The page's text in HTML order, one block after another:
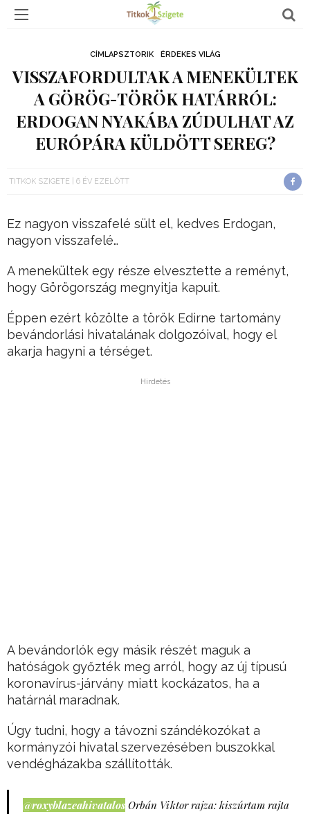
CÍMLAPSZTORIK ÉRDEKES VILÁG
VISSZAFORDULTAK A MENEKÜLTEK
A GÖRÖG-TÖRÖK HATÁRRÓL:
ERDOGAN NYAKÁBA ZÚDULHAT AZ
EURÓPÁRA KÜLDÖTT SEREG?
TITKOK SZIGETE 6 ÉV EZELŐTT
Ez nagyon visszafelé sült el, kedves Erdogan,
nagyon visszafelé…
A menekültek egy része elvesztette a reményt,
hogy Görögország megnyitja kapuit.
Éppen ezért közölte a török Edirne tartomány
bevándorlási hivatalának dolgozóival, hogy el
akarja hagyni a térséget.
Hirdetés
A bevándorlók egy másik részét maguk a
hatóságok győzték meg arról, hogy az új típusú
koronavírus-járvány miatt kockázatos, ha a
határnál maradnak.
Úgy tudni, hogy a távozni szándékozókat a
kormányzói hivatal szervezésében buszokkal
vendégházakba szállították.
@roxyblazeahivatalos Orbán Viktor rajza: kiszúrtam rajta